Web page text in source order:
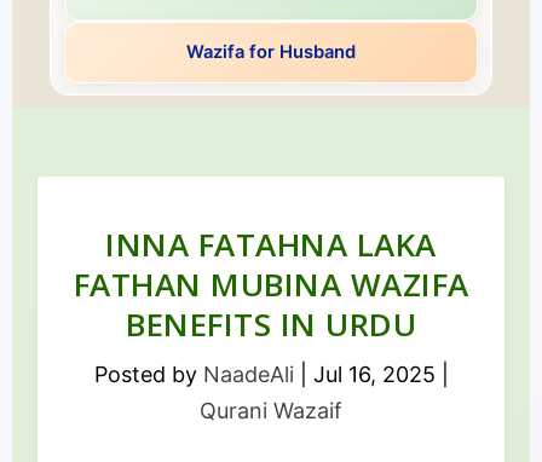
Wazifa for Husband
INNA FATAHNA LAKA
FATHAN MUBINA WAZIFA
BENEFITS IN URDU
Posted by NaadeAli Jul 16, 2025
Qurani Wazaif